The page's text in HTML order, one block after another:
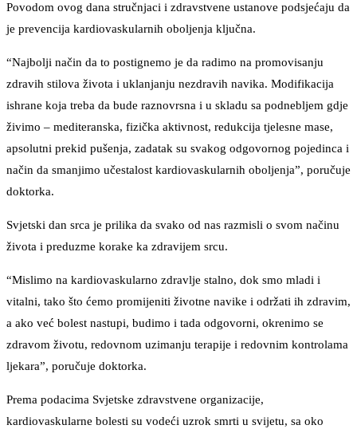
Povodom ovog dana stručnjaci i zdravstvene ustanove podsjećaju da
je prevencija kardiovaskularnih oboljenja ključna.
“Najbolji način da to postignemo je da radimo na promovisanju
zdravih stilova života i uklanjanju nezdravih navika. Modifikacija
ishrane koja treba da bude raznovrsna i u skladu sa podnebljem gdje
živimo – mediteranska, fizička aktivnost, redukcija tjelesne mase,
apsolutni prekid pušenja, zadatak su svakog odgovornog pojedinca i
način da smanjimo učestalost kardiovaskularnih oboljenja”, poručuje
doktorka.
Svjetski dan srca je prilika da svako od nas razmisli o svom načinu
života i preduzme korake ka zdravijem srcu.
“Mislimo na kardiovaskularno zdravlje stalno, dok smo mladi i
vitalni, tako što ćemo promijeniti životne navike i održati ih zdravim,
a ako već bolest nastupi, budimo i tada odgovorni, okrenimo se
zdravom životu, redovnom uzimanju terapije i redovnim kontrolama
ljekara”, poručuje doktorka.
Prema podacima Svjetske zdravstvene organizacije,
kardiovaskularne bolesti su vodeći uzrok smrti u svijetu, sa oko